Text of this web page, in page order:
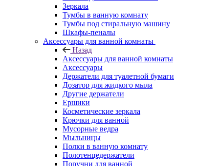
Зеркала
Тумбы в ванную комнату
Тумбы под стиральную машину
Шкафы-пеналы
Аксессуары для ванной комнаты
Назад
Аксессуары для ванной комнаты
Аксессуары
Держатели для туалетной бумаги
Дозатор для жидкого мыла
Другие держатели
Ершики
Косметические зеркала
Крючки для ванной
Мусорные ведра
Мыльницы
Полки в ванную комнату
Полотенцедержатели
Поручни для ванной